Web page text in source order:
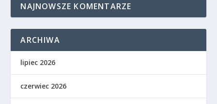
NAJNOWSZE KOMENTARZE
ARCHIWA
lipiec 2026
czerwiec 2026